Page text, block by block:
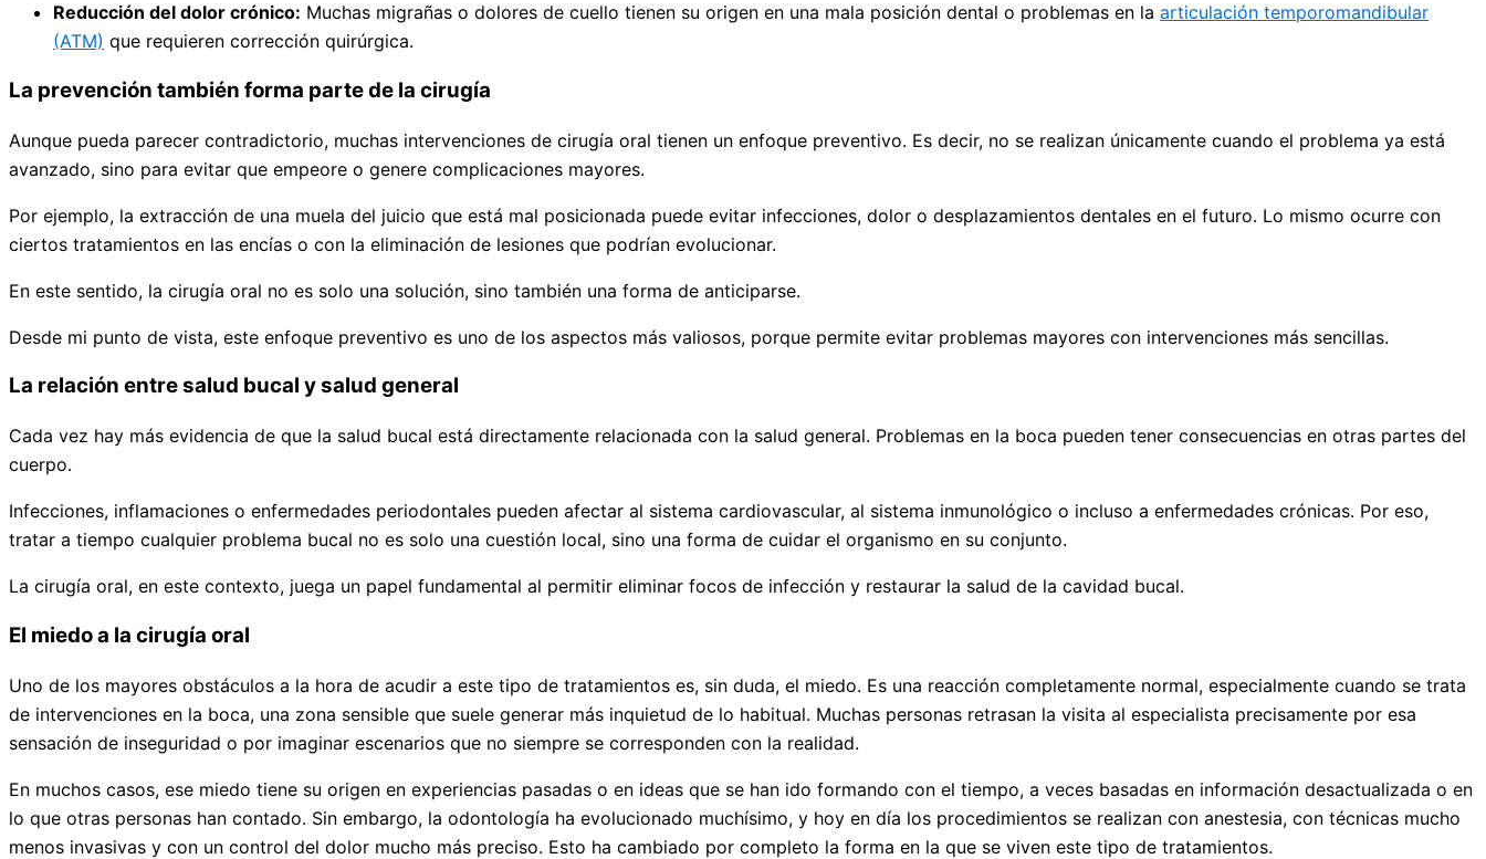
Reducción del dolor crónico: Muchas migrañas o dolores de cuello tienen su origen en una mala posición dental o problemas en la articulación temporomandibular
(ATM) que requieren corrección quirúrgica.
La prevención también forma parte de la cirugía
Aunque pueda parecer contradictorio, muchas intervenciones de cirugía oral tienen un enfoque preventivo. Es decir, no se realizan únicamente cuando el problema ya está
avanzado, sino para evitar que empeore o genere complicaciones mayores.
Por ejemplo, la extracción de una muela del juicio que está mal posicionada puede evitar infecciones, dolor o desplazamientos dentales en el futuro. Lo mismo ocurre con
ciertos tratamientos en las encías o con la eliminación de lesiones que podrían evolucionar.
En este sentido, la cirugía oral no es solo una solución, sino también una forma de anticiparse.
Desde mi punto de vista, este enfoque preventivo es uno de los aspectos más valiosos, porque permite evitar problemas mayores con intervenciones más sencillas.
La relación entre salud bucal y salud general
Cada vez hay más evidencia de que la salud bucal está directamente relacionada con la salud general. Problemas en la boca pueden tener consecuencias en otras partes del
cuerpo.
Infecciones, inflamaciones o enfermedades periodontales pueden afectar al sistema cardiovascular, al sistema inmunológico o incluso a enfermedades crónicas. Por eso,
tratar a tiempo cualquier problema bucal no es solo una cuestión local, sino una forma de cuidar el organismo en su conjunto.
La cirugía oral, en este contexto, juega un papel fundamental al permitir eliminar focos de infección y restaurar la salud de la cavidad bucal.
El miedo a la cirugía oral
Uno de los mayores obstáculos a la hora de acudir a este tipo de tratamientos es, sin duda, el miedo. Es una reacción completamente normal, especialmente cuando se trata
de intervenciones en la boca, una zona sensible que suele generar más inquietud de lo habitual. Muchas personas retrasan la visita al especialista precisamente por esa
sensación de inseguridad o por imaginar escenarios que no siempre se corresponden con la realidad.
En muchos casos, ese miedo tiene su origen en experiencias pasadas o en ideas que se han ido formando con el tiempo, a veces basadas en información desactualizada o en
lo que otras personas han contado. Sin embargo, la odontología ha evolucionado muchísimo, y hoy en día los procedimientos se realizan con anestesia, con técnicas mucho
menos invasivas y con un control del dolor mucho más preciso. Esto ha cambiado por completo la forma en la que se viven este tipo de tratamientos.